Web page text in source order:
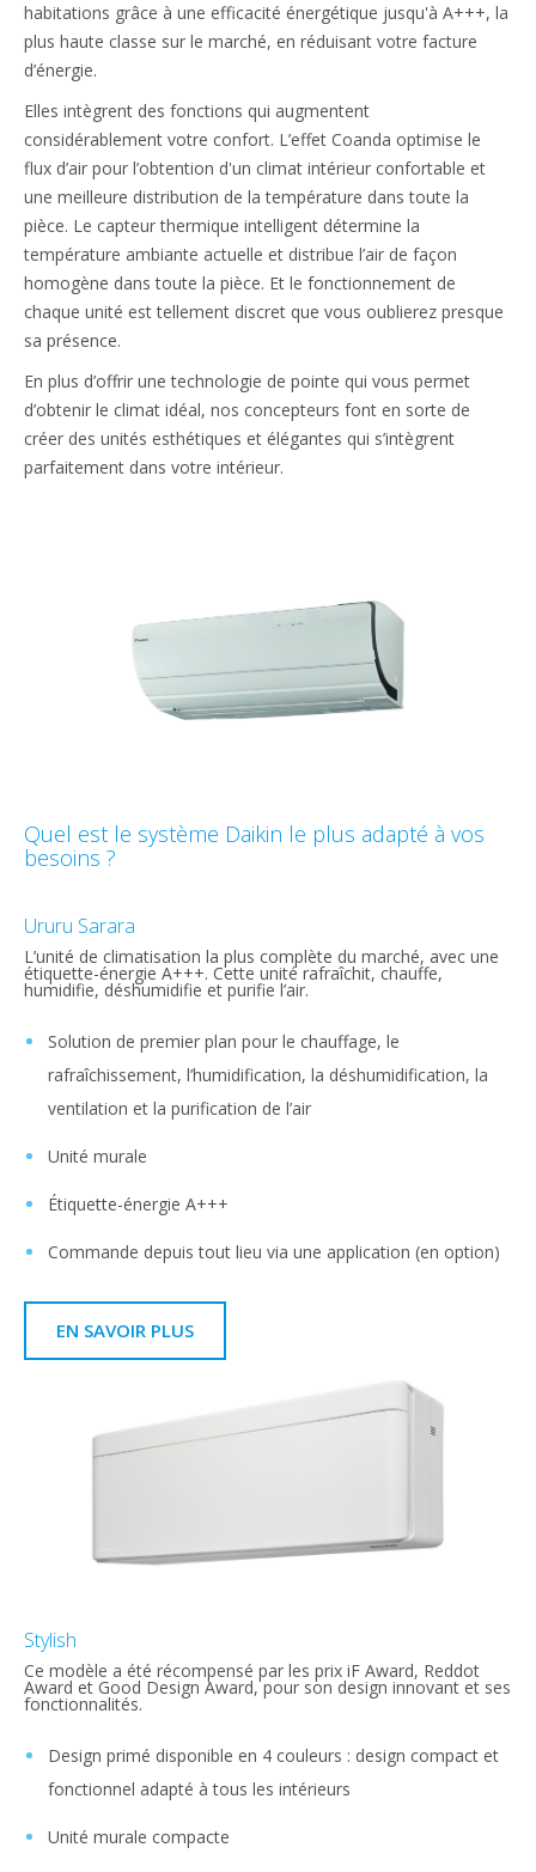
habitations grâce à une efficacité énergétique jusqu'à A+++, la
plus haute classe sur le marché, en réduisant votre facture
d’énergie.
Elles intègrent des fonctions qui augmentent
considérablement votre confort. L’effet Coanda optimise le
flux d’air pour l’obtention d'un climat intérieur confortable et
une meilleure distribution de la température dans toute la
pièce. Le capteur thermique intelligent détermine la
température ambiante actuelle et distribue l’air de façon
homogène dans toute la pièce. Et le fonctionnement de
chaque unité est tellement discret que vous oublierez presque
sa présence.
En plus d’offrir une technologie de pointe qui vous permet
d’obtenir le climat idéal, nos concepteurs font en sorte de
créer des unités esthétiques et élégantes qui s’intègrent
parfaitement dans votre intérieur.
Quel est le système Daikin le plus adapté à vos
besoins ?
Ururu Sarara
L’unité de climatisation la plus complète du marché, avec une
étiquette-énergie A+++. Cette unité rafraîchit, chauffe,
humidifie, déshumidifie et purifie l’air.
Solution de premier plan pour le chauffage, le
rafraîchissement, l’humidification, la déshumidification, la
ventilation et la purification de l’air
Unité murale
Étiquette-énergie A+++
Commande depuis tout lieu via une application (en option)
EN SAVOIR PLUS
Stylish
Ce modèle a été récompensé par les prix iF Award, Reddot
Award et Good Design Award, pour son design innovant et ses
fonctionnalités.
Design primé disponible en 4 couleurs : design compact et
fonctionnel adapté à tous les intérieurs
Unité murale compacte